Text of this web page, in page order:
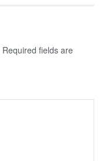
Required fields are